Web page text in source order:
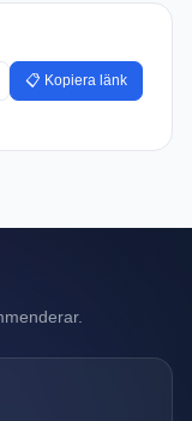
📋 Kopiera länk